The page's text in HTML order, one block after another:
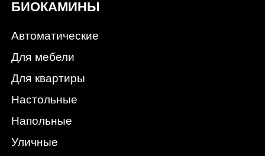
БИОКАМИНЫ
Автоматические
Для мебели
Для квартиры
Настольные
Напольные
Уличные